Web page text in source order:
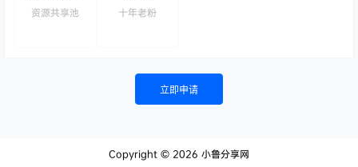
资源共享池 十年老粉
立即申请
Copyright © 2026 小鲁分享网